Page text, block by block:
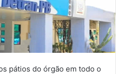
pátios do órgão em todo o